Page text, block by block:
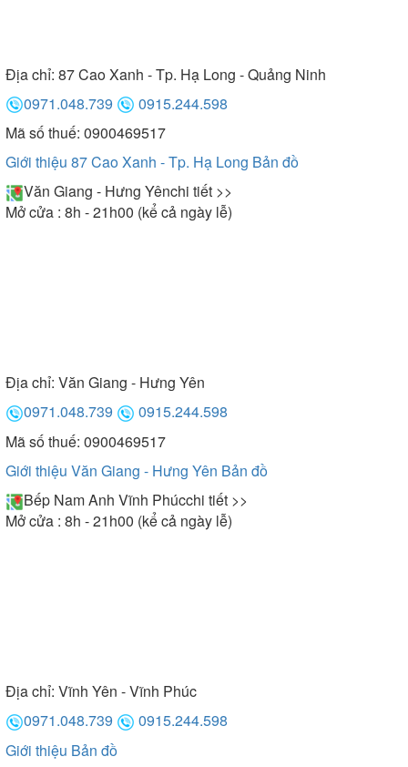
Địa chỉ: 87 Cao Xanh - Tp. Hạ Long - Quảng Ninh
0971.048.739
0915.244.598
Mã số thuế: 0900469517
Giới thiệu 87 Cao Xanh - Tp. Hạ Long Bản đồ
Văn Giang - Hưng Yênchi tiết >>
Mở cửa : 8h - 21h00 (kể cả ngày lễ)
Địa chỉ: Văn Giang - Hưng Yên
0971.048.739
0915.244.598
Mã số thuế: 0900469517
Giới thiệu Văn Giang - Hưng Yên Bản đồ
Bếp Nam Anh Vĩnh Phúcchi tiết >>
Mở cửa : 8h - 21h00 (kể cả ngày lễ)
Địa chỉ: Vĩnh Yên - Vĩnh Phúc
0971.048.739
0915.244.598
Giới thiệu Bản đồ